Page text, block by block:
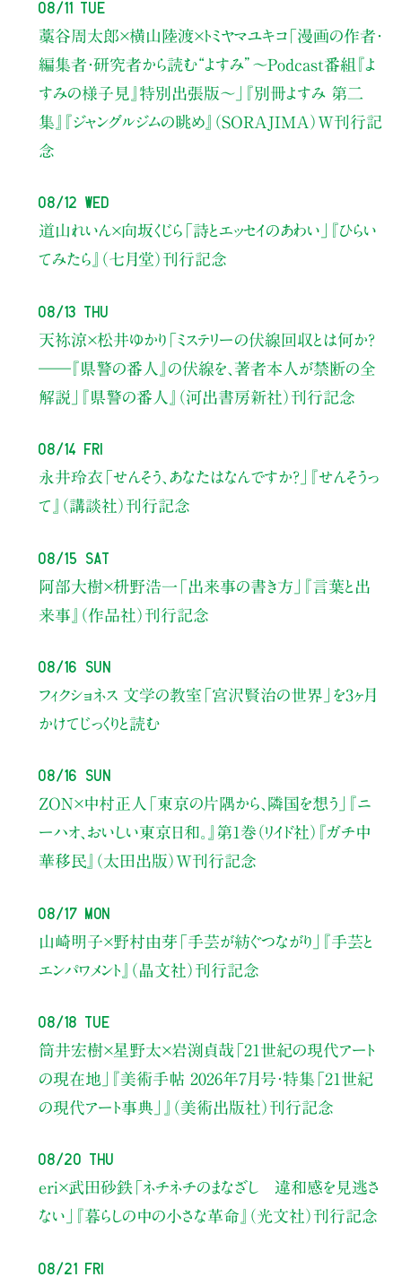
08/11 Tue
藁谷周太郎×横山陸渡×トミヤマユキコ「漫画の作者・
編集者・研究者から読む“よすみ” 〜Podcast番組『よ
すみの様子見』特別出張版〜」
『別冊よすみ 第二
集』『ジャングルジムの眺め』（SORAJIMA）W刊行記
念
08/12 Wed
道山れいん×向坂くじら 「詩とエッセイのあわい」
『ひらい
てみたら』（七月堂）刊行記念
08/13 Thu
天祢涼×松井ゆかり 「ミステリーの伏線回収とは何か？
――『県警の番人』の伏線を、著者本人が禁断の全
解説」
『県警の番人』（河出書房新社）刊行記念
08/14 Fri
永井玲衣 「せんそう、あなたはなんですか？」
『せんそうっ
て』（講談社）刊行記念
08/15 Sat
阿部大樹×枡野浩一 「出来事の書き方」
『言葉と出
来事』（作品社）刊行記念
08/16 Sun
フィクショネス 文学の教室 「宮沢賢治の世界」を3ヶ月
かけてじっくりと読む
08/16 Sun
ZON×中村正人 「東京の片隅から、隣国を想う」
『ニ
ーハオ、おいしい東京日和。』第1巻（リイド社） 『ガチ中
華移民』（太田出版）W刊行記念
08/17 Mon
山崎明子×野村由芽 「手芸が紡ぐつながり」
『手芸と
エンパワメント』（晶文社）刊行記念
08/18 Tue
筒井宏樹×星野太×岩渕貞哉 「21世紀の現代アート
の現在地」
『美術手帖 2026年7月号・特集「21世紀
の現代アート事典」』（美術出版社）刊行記念
08/20 Thu
eri×武田砂鉄「ネチネチのまなざし 違和感を見逃さ
ない」
『暮らしの中の小さな革命』（光文社）刊行記念
08/21 Fri